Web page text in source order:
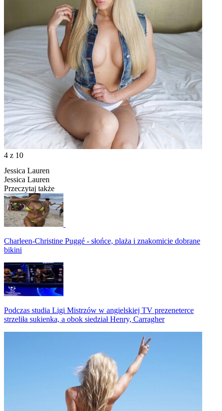
4 z 10
Jessica Lauren
Jessica Lauren
Przeczytaj także
Charleen-Christine Puggé - słońce, plaża i znakomicie dobrane
bikini
Podczas studia Ligi Mistrzów w angielskiej TV prezeneterce
strzeliła sukienka, a obok siedział Henry, Carragher